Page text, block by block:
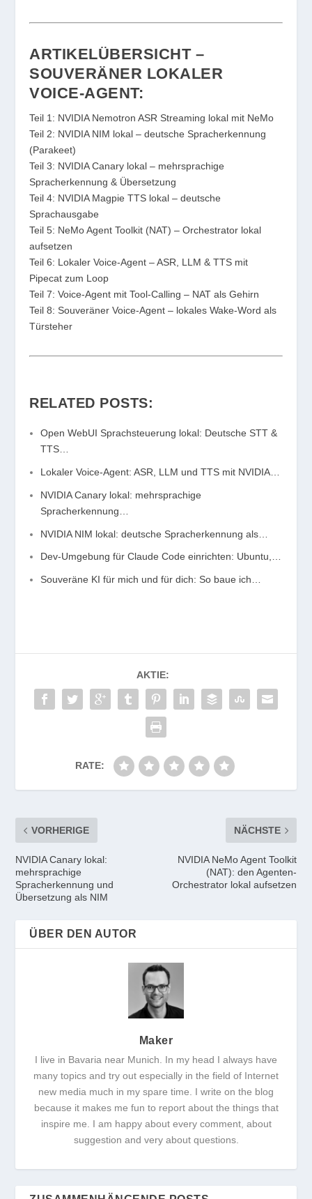
ARTIKELÜBERSICHT –
SOUVERÄNER LOKALER
VOICE-AGENT:
Teil 1: NVIDIA Nemotron ASR Streaming lokal mit NeMo
Teil 2: NVIDIA NIM lokal – deutsche Spracherkennung
(Parakeet)
Teil 3: NVIDIA Canary lokal – mehrsprachige
Spracherkennung & Übersetzung
Teil 4: NVIDIA Magpie TTS lokal – deutsche
Sprachausgabe
Teil 5: NeMo Agent Toolkit (NAT) – Orchestrator lokal
aufsetzen
Teil 6: Lokaler Voice-Agent – ASR, LLM & TTS mit
Pipecat zum Loop
Teil 7: Voice-Agent mit Tool-Calling – NAT als Gehirn
Teil 8: Souveräner Voice-Agent – lokales Wake-Word als
Türsteher
RELATED POSTS:
Open WebUI Sprachsteuerung lokal: Deutsche STT &
TTS…
Lokaler Voice-Agent: ASR, LLM und TTS mit NVIDIA…
NVIDIA Canary lokal: mehrsprachige
Spracherkennung…
NVIDIA NIM lokal: deutsche Spracherkennung als…
Dev-Umgebung für Claude Code einrichten: Ubuntu,…
Souveräne KI für mich und für dich: So baue ich…
AKTIE:
RATE:
VORHERIGE
NVIDIA Canary lokal:
mehrsprachige
Spracherkennung und
Übersetzung als NIM
NÄCHSTE
NVIDIA NeMo Agent Toolkit
(NAT): den Agenten-
Orchestrator lokal aufsetzen
ÜBER DEN AUTOR
Maker
I live in Bavaria near Munich. In my head I always have
many topics and try out especially in the field of Internet
new media much in my spare time. I write on the blog
because it makes me fun to report about the things that
inspire me. I am happy about every comment, about
suggestion and very about questions.